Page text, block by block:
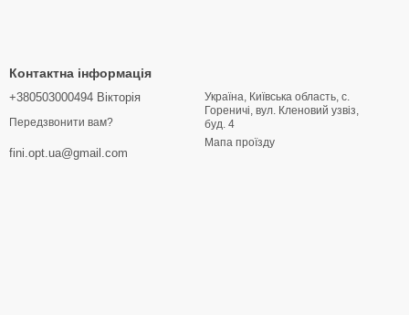
Контактна інформація
+380503000494 Вікторія
Передзвонити вам?
fini.opt.ua@gmail.com
Україна, Київська область, с.
Гореничі, вул. Кленовий узвіз,
буд. 4
Мапа проїзду